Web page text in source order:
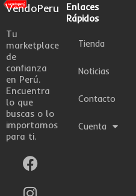
VendoPeru
Tu
marketplace
de
confianza
en Perú.
Encuentra
lo que
buscas o lo
importamos
para ti.
F
a
c
I
n
s
W
h
a
Enlaces
Rápidos
Tienda
Noticias
Contacto
Cuenta